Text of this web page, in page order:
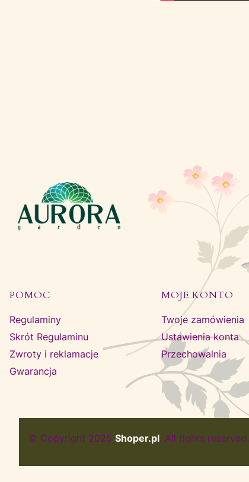
Linki w stopce
POMOC
Regulaminy
Skrót Regulaminu
Zwroty i reklamacje
Gwarancja
MOJE KONTO
Twoje zamówienia
Ustawienia konta
Przechowalnia
© Copyright 2025 Shoper.pl. All rights reserved.